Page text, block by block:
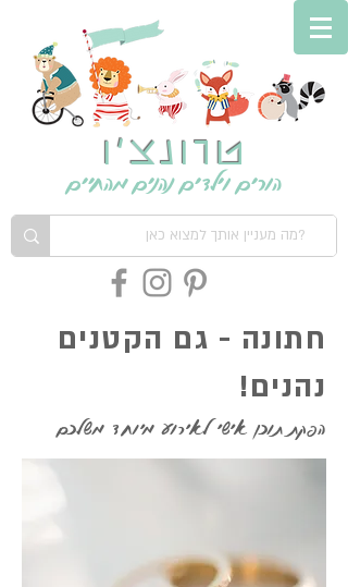
טרונצ'ו
הורים וילדים נהנים מהחיים
חתונה - גם הקטנים
נהנים!
הפקת תוכן אישי לאירוע מיוחד משלכם